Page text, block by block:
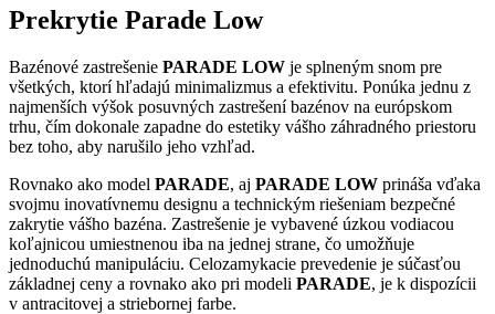
Prekrytie Parade Low
Bazénové zastrešenie PARADE LOW je splneným snom pre
všetkých, ktorí hľadajú minimalizmus a efektivitu. Ponúka jednu z
najmenších výšok posuvných zastrešení bazénov na európskom
trhu, čím dokonale zapadne do estetiky vášho záhradného priestoru
bez toho, aby narušilo jeho vzhľad.
Rovnako ako model PARADE, aj PARADE LOW prináša vďaka
svojmu inovatívnemu designu a technickým riešeniam bezpečné
zakrytie vášho bazéna. Zastrešenie je vybavené úzkou vodiacou
koľajnicou umiestnenou iba na jednej strane, čo umožňuje
jednoduchú manipuláciu. Celozamykacie prevedenie je súčasťou
základnej ceny a rovnako ako pri modeli PARADE, je k dispozícii
v antracitovej a striebornej farbe.